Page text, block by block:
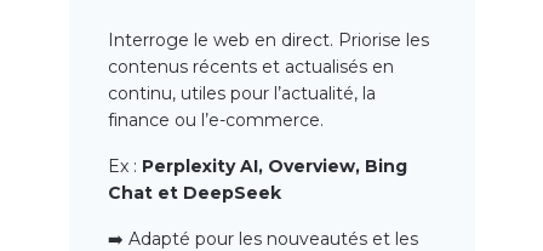
Interroge le web en direct. Priorise les
contenus récents et actualisés en
continu, utiles pour l’actualité, la
finance ou l’e-commerce.
Ex : Perplexity AI, Overview, Bing
Chat et DeepSeek
➡️ Adapté pour les nouveautés et les